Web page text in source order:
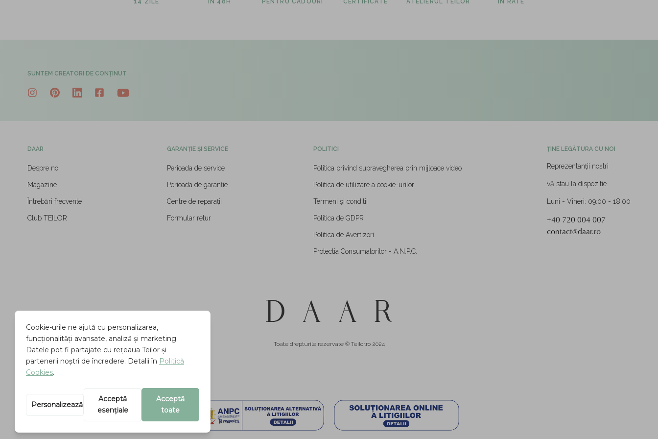
14 ZILE
ÎN 48H
PENTRU CADOURI
CERTIFICATE
ATELIERUL TEILOR
ÎN RATE
SUNTEM CREATORI DE CONȚINUT
DAAR
Despre noi
Magazine
Întrebări frecvente
Club TEILOR
GARANȚIE ȘI SERVICE
Perioada de service
Perioada de garanție
Centre de reparații
Formular retur
POLITICI
Politica privind supravegherea prin mijloace video
Politica de utilizare a cookie-urilor
Termeni și conditii
Politica de GDPR
Politica de Avertizori
Protectia Consumatorilor - A.N.P.C.
ȚINE LEGĂTURA CU NOI
Reprezentanții noștri
vă stau la dispozitie.
Luni - Vineri: 09:00 - 18:00
+40 720 004 007
contact@daar.ro
Toate drepturile rezervate © Teilor.ro 2024